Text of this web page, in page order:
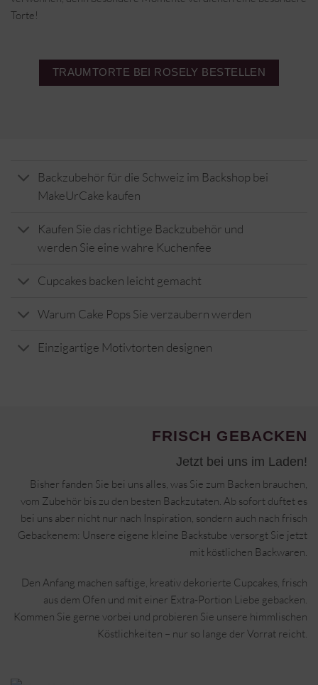
Torte!
TRAUMTORTE BEI ROSELY BESTELLEN
Backzubehör für die Schweiz im Backshop bei
MakeUrCake kaufen
Kaufen Sie das richtige Backzubehör und
werden Sie eine wahre Kuchenfee
Cupcakes backen leicht gemacht
Warum Cake Pops Sie verzaubern werden
Einzigartige Motivtorten designen
FRISCH GEBACKEN
Jetzt bei uns im Laden!
Bisher fanden Sie bei uns alles, was Sie zum Backen brauchen,
vom Zubehör bis zu den besten Backzutaten. Ab sofort duftet es
bei uns aber nicht nur nach Inspiration, sondern auch nach frisch
Gebackenem: Unsere eigene kleine Backstube versorgt Sie jetzt
mit köstlichen Backwaren.
Den Anfang machen saftige, kreativ dekorierte Cupcakes, frisch
aus dem Ofen und mit einer Extra-Portion Liebe gebacken.
Kommen Sie gerne vorbei und probieren Sie unsere himmlischen
Köstlichkeiten – nur so lange der Vorrat reicht.